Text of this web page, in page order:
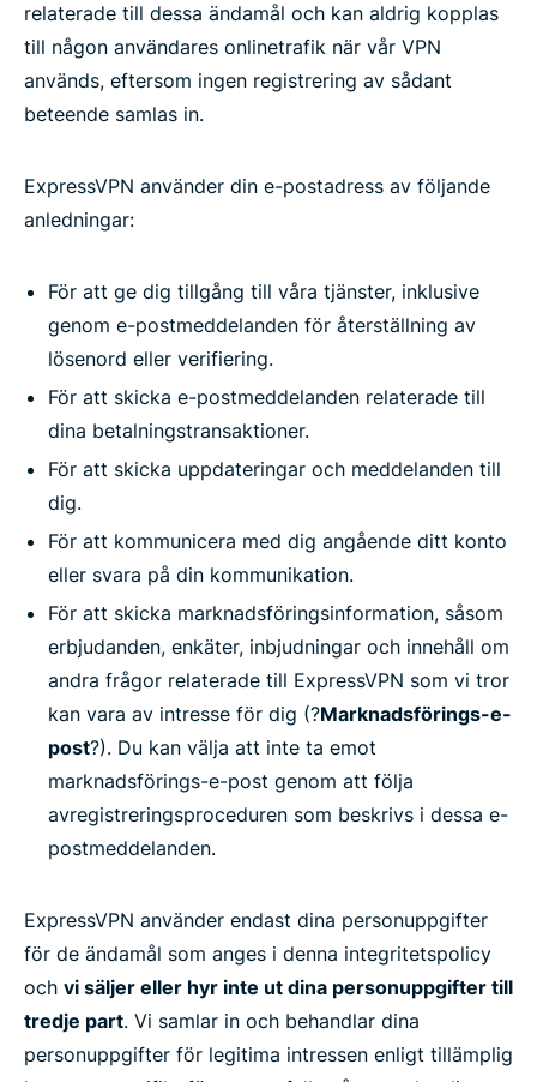
relaterade till dessa ändamål och kan aldrig kopplas
till någon användares onlinetrafik när vår VPN
används, eftersom ingen registrering av sådant
beteende samlas in.
ExpressVPN använder din e-postadress av följande
anledningar:
För att ge dig tillgång till våra tjänster, inklusive
genom e-postmeddelanden för återställning av
lösenord eller verifiering.
För att skicka e-postmeddelanden relaterade till
dina betalningstransaktioner.
För att skicka uppdateringar och meddelanden till
dig.
För att kommunicera med dig angående ditt konto
eller svara på din kommunikation.
För att skicka marknadsföringsinformation, såsom
erbjudanden, enkäter, inbjudningar och innehåll om
andra frågor relaterade till ExpressVPN som vi tror
kan vara av intresse för dig (?Marknadsförings-e-
post?). Du kan välja att inte ta emot
marknadsförings-e-post genom att följa
avregistreringsproceduren som beskrivs i dessa e-
postmeddelanden.
ExpressVPN använder endast dina personuppgifter
för de ändamål som anges i denna integritetspolicy
och vi säljer eller hyr inte ut dina personuppgifter till
tredje part. Vi samlar in och behandlar dina
personuppgifter för legitima intressen enligt tillämplig